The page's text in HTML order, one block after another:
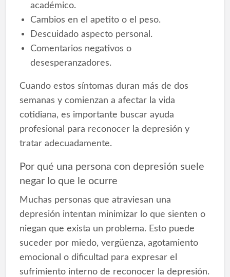
académico.
Cambios en el apetito o el peso.
Descuidado aspecto personal.
Comentarios negativos o
desesperanzadores.
Cuando estos síntomas duran más de dos
semanas y comienzan a afectar la vida
cotidiana, es importante buscar ayuda
profesional para reconocer la depresión y
tratar adecuadamente.
Por qué una persona con depresión suele
negar lo que le ocurre
Muchas personas que atraviesan una
depresión intentan minimizar lo que sienten o
niegan que exista un problema. Esto puede
suceder por miedo, vergüenza, agotamiento
emocional o dificultad para expresar el
sufrimiento interno de reconocer la depresión.